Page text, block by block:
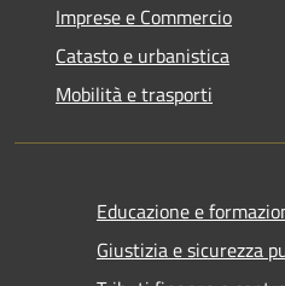
Imprese e Commercio
Catasto e urbanistica
Mobilità e trasporti
Educazione e
Giustizia e sicurezza